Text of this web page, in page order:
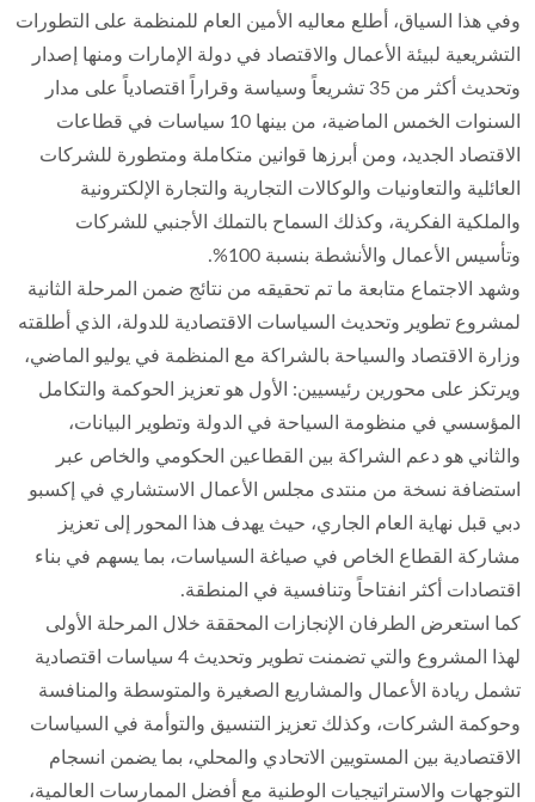
وفي هذا السياق، أطلع معاليه الأمين العام للمنظمة على التطورات
التشريعية لبيئة الأعمال والاقتصاد في دولة الإمارات ومنها إصدار
وتحديث أكثر من 35 تشريعاً وسياسة وقراراً اقتصادياً على مدار
السنوات الخمس الماضية، من بينها 10 سياسات في قطاعات
الاقتصاد الجديد، ومن أبرزها قوانين متكاملة ومتطورة للشركات
العائلية والتعاونيات والوكالات التجارية والتجارة الإلكترونية
والملكية الفكرية، وكذلك السماح بالتملك الأجنبي للشركات
وتأسيس الأعمال والأنشطة بنسبة 100%.
وشهد الاجتماع متابعة ما تم تحقيقه من نتائج ضمن المرحلة الثانية
لمشروع تطوير وتحديث السياسات الاقتصادية للدولة، الذي أطلقته
وزارة الاقتصاد والسياحة بالشراكة مع المنظمة في يوليو الماضي،
ويرتكز على محورين رئيسيين: الأول هو تعزيز الحوكمة والتكامل
المؤسسي في منظومة السياحة في الدولة وتطوير البيانات،
والثاني هو دعم الشراكة بين القطاعين الحكومي والخاص عبر
استضافة نسخة من منتدى مجلس الأعمال الاستشاري في إكسبو
دبي قبل نهاية العام الجاري، حيث يهدف هذا المحور إلى تعزيز
مشاركة القطاع الخاص في صياغة السياسات، بما يسهم في بناء
اقتصادات أكثر انفتاحاً وتنافسية في المنطقة.
كما استعرض الطرفان الإنجازات المحققة خلال المرحلة الأولى
لهذا المشروع والتي تضمنت تطوير وتحديث 4 سياسات اقتصادية
تشمل ريادة الأعمال والمشاريع الصغيرة والمتوسطة والمنافسة
وحوكمة الشركات، وكذلك تعزيز التنسيق والتوأمة في السياسات
الاقتصادية بين المستويين الاتحادي والمحلي، بما يضمن انسجام
التوجهات والاستراتيجيات الوطنية مع أفضل الممارسات العالمية،